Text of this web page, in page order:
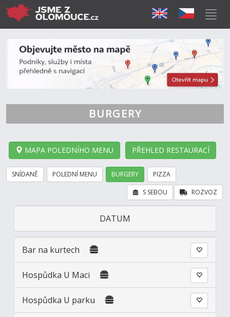
BURGERY
MAPA POLEDNÍHO MENU PŘEHLED RESTAURACÍ
SNÍDANĚ POLEDNÍ MENU BURGERY PIZZA
ROZVOZ
S SEBOU
DATUM
Bar na kurtech
Hospůdka U Maci
Hospůdka U parku